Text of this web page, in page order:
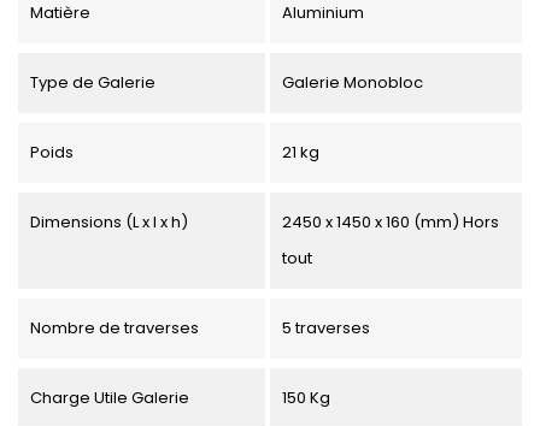
Matière Aluminium
Type de Galerie Galerie Monobloc
Poids 21 kg
Dimensions (L x l x h)
2450 x 1450 x 160 (mm) Hors
tout
Nombre de traverses 5 traverses
Charge Utile Galerie 150 Kg